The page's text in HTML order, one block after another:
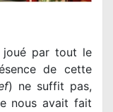
joué par tout le
de cette
) ne suffit pas,
nous avait fait